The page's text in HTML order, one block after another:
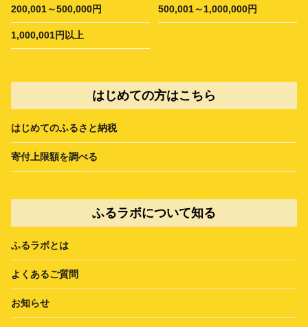
200,001～500,000円 500,001～1,000,000円
1,000,001円以上
はじめての方はこちら
はじめてのふるさと納税
寄付上限額を調べる
ふるラボについて知る
ふるラボとは
よくあるご質問
お知らせ